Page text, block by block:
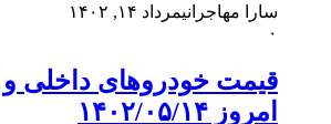
سارا مهاجرانیمرداد ۱۴, ۱۴۰۲
۰
قیمت خودروهای داخلی و
امروز ۱۴۰۲/۰۵/۱۴